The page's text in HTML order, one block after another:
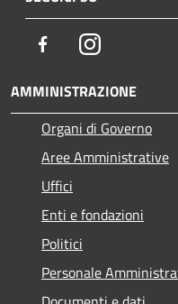
FacebookInstagram
AMMINISTRAZIONE
Organi di Governo
Aree Amministrative
Uffici
Enti e fondazioni
Politici
Personale